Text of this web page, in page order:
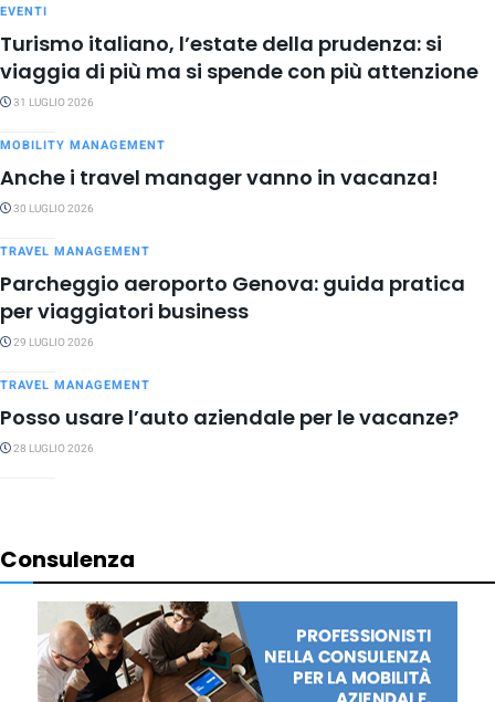
EVENTI
Turismo italiano, l’estate della prudenza: si
viaggia di più ma si spende con più attenzione
31 LUGLIO 2026
MOBILITY MANAGEMENT
Anche i travel manager vanno in vacanza!
30 LUGLIO 2026
TRAVEL MANAGEMENT
Parcheggio aeroporto Genova: guida pratica
per viaggiatori business
29 LUGLIO 2026
TRAVEL MANAGEMENT
Posso usare l’auto aziendale per le vacanze?
28 LUGLIO 2026
Consulenza